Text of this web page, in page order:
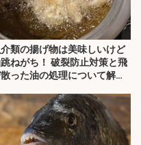
類の揚げ物は美味しいけど
ねがち！ 破裂防止対策と飛
った油の処理について解